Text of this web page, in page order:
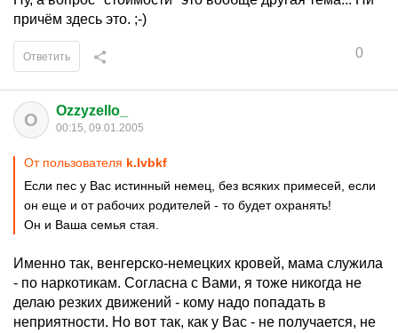
причём здесь это. ;-)
0
Ответить
O Ozzyzello_
00:15, 09.01.2005
От пользователя k.lvbkf
Если пес у Вас истинный немец, без всяких примесей, если
он еще и от рабочих родителей - то будет охранять!
Он и Ваша семья стая.
Именно так, венгерско-немецких кровей, мама служила
- по наркотикам. Согласна с Вами, я тоже никогда не
делаю резких движений - кому надо попадать в
неприятности. Но вот так, как у Вас - не получается, не